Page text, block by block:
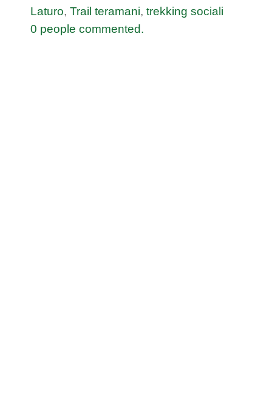
Laturo, Trail teramani, trekking sociali
0 people commented.